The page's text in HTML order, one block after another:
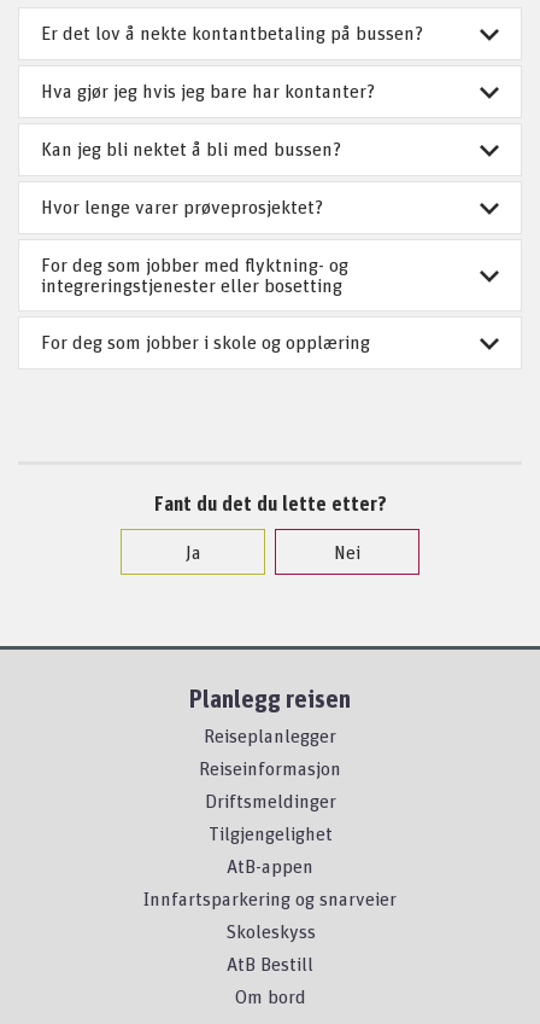
Er det lov å nekte kontantbetaling på bussen?
Hva gjør jeg hvis jeg bare har kontanter?
Kan jeg bli nektet å bli med bussen?
Hvor lenge varer prøveprosjektet?
For deg som jobber med flyktning- og
integreringstjenester eller bosetting
For deg som jobber i skole og opplæring
Fant du det du lette etter?
Ja
Nei
Planlegg reisen
Reiseplanlegger
Reiseinformasjon
Driftsmeldinger
Tilgjengelighet
AtB-appen
Innfartsparkering og snarveier
Skoleskyss
AtB Bestill
Om bord